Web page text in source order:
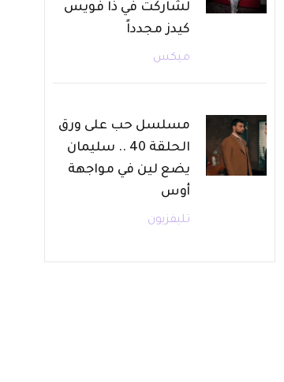
لشاركت في ذا فويس
كيدز مجدداً
ميكس
مسلسل حب على ورق
الحلقة 40 .. سليمان
يضع لين في مواجهة
أوس
تليفزيون